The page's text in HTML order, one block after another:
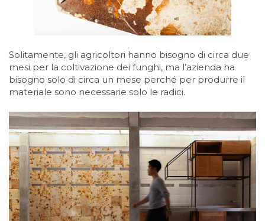
Solitamente, gli agricoltori hanno bisogno di circa due
mesi per la coltivazione dei funghi, ma l’azienda ha
bisogno solo di circa un mese perché per produrre il
materiale sono necessarie solo le radici.